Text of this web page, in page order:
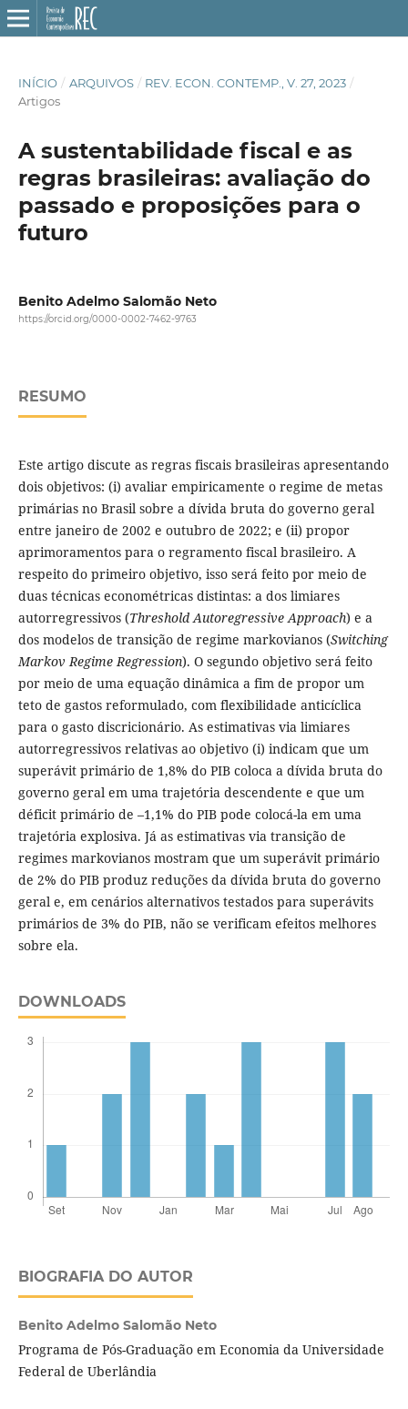
INÍCIO / ARQUIVOS / REV. ECON. CONTEMP., V. 27, 2023 /
Artigos
A sustentabilidade fiscal e as
regras brasileiras: avaliação do
passado e proposições para o
futuro
Benito Adelmo Salomão Neto
https://orcid.org/0000-0002-7462-9763
RESUMO
Este artigo discute as regras fiscais brasileiras apresentando
dois objetivos: (i) avaliar empiricamente o regime de metas
primárias no Brasil sobre a dívida bruta do governo geral
entre janeiro de 2002 e outubro de 2022; e (ii) propor
aprimoramentos para o regramento fiscal brasileiro. A
respeito do primeiro objetivo, isso será feito por meio de
duas técnicas econométricas distintas: a dos limiares
autorregressivos (Threshold Autoregressive Approach) e a
dos modelos de transição de regime markovianos (Switching
Markov Regime Regression). O segundo objetivo será feito
por meio de uma equação dinâmica a fim de propor um
teto de gastos reformulado, com flexibilidade anticíclica
para o gasto discricionário. As estimativas via limiares
autorregressivos relativas ao objetivo (i) indicam que um
superávit primário de 1,8% do PIB coloca a dívida bruta do
governo geral em uma trajetória descendente e que um
déficit primário de –1,1% do PIB pode colocá-la em uma
trajetória explosiva. Já as estimativas via transição de
regimes markovianos mostram que um superávit primário
de 2% do PIB produz reduções da dívida bruta do governo
geral e, em cenários alternativos testados para superávits
primários de 3% do PIB, não se verificam efeitos melhores
sobre ela.
DOWNLOADS
BIOGRAFIA DO AUTOR
Benito Adelmo Salomão Neto
Programa de Pós-Graduação em Economia da Universidade
Federal de Uberlândia